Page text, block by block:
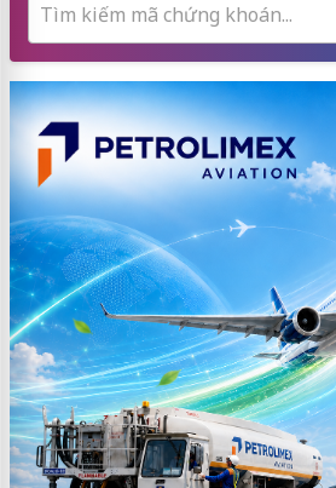
Tìm kiếm mã chứng khoán...